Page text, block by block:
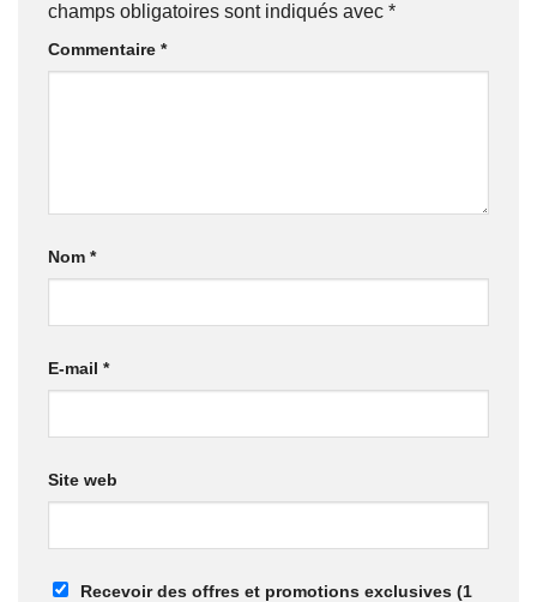
champs obligatoires sont indiqués avec *
Commentaire *
Nom *
E-mail *
Site web
Recevoir des offres et promotions exclusives (1